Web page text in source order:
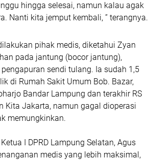
hingga selesai, namun kalau agak
Nanti kita jemput kembali, ” terangnya.
pihak medis, diketahui Zyan
pada jantung (bocor jantung),
sendi tulang. Ia sudah 1,5
di Rumah Sakit Umum Bob. Bazar,
Bandar Lampung dan terakhir RS
Kita Jakarta, namun gagal dioperasi
memungkinkan.
I DPRD Lampung Selatan, Agus
medis yang lebih maksimal,